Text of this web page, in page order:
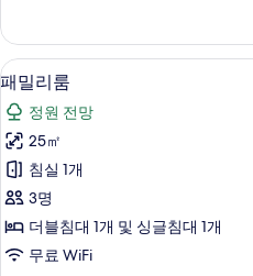
보
기
블
룸
자
세
히
보
기
패
밀
리
룸
사
진
모
11
패밀리룸
정원 전망
25㎡
침실 1개
3명
더블침대 1개 및 싱글침대 1개
무료 WiFi